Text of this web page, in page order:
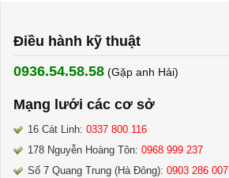
Điều hành kỹ thuật
0936.54.58.58 (Gặp anh Hải) ​
Mạng lưới các cơ sở
16 Cát Linh: 0337 800 116
178 Nguyễn Hoàng Tôn: 0968 999 237
Số 7 Quang Trung (Hà Đông): 0903 286 007